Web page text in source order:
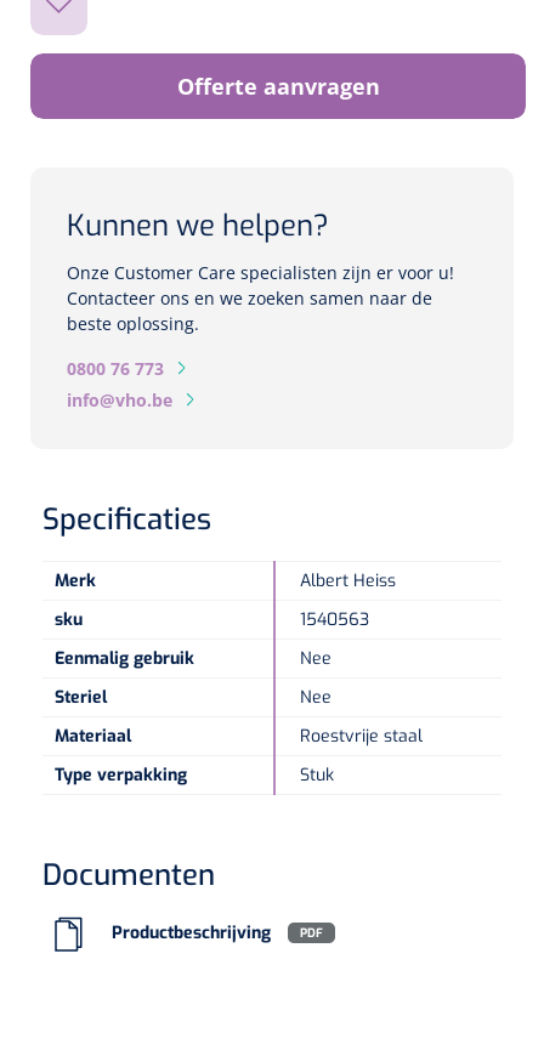
Biometers
Ultrasound biometers
Pachimeters
Echo
Spleetlamp
Optotypeschermen
Lasers
Offerte aanvragen
Kunnen we helpen?
Onze Customer Care specialisten zijn er voor u!
Contacteer ons en we zoeken samen naar de
beste oplossing.
0800 76 773
info@vho.be
Specificaties
Merk
Albert Heiss
sku
1540563
Eenmalig gebruik
Nee
Steriel
Nee
Materiaal
Roestvrije staal
Type verpakking
Stuk
Documenten
Productbeschrijving PDF